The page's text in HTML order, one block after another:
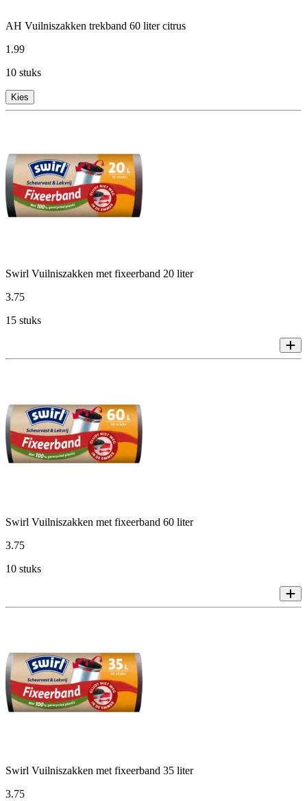
AH Vuilniszakken trekband 60 liter citrus
1.99
10 stuks
Kies
Swirl Vuilniszakken met fixeerband 20 liter
3.75
15 stuks
Swirl Vuilniszakken met fixeerband 60 liter
3.75
10 stuks
Swirl Vuilniszakken met fixeerband 35 liter
3.75